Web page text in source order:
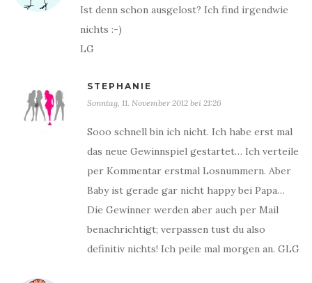
Ist denn schon ausgelost? Ich find irgendwie
nichts :-)
LG
STEPHANIE
Sonntag, 11. November 2012 bei 21:26
Sooo schnell bin ich nicht. Ich habe erst mal
das neue Gewinnspiel gestartet… Ich verteile
per Kommentar erstmal Losnummern. Aber
Baby ist gerade gar nicht happy bei Papa…
Die Gewinner werden aber auch per Mail
benachrichtigt; verpassen tust du also
definitiv nichts! Ich peile mal morgen an. GLG